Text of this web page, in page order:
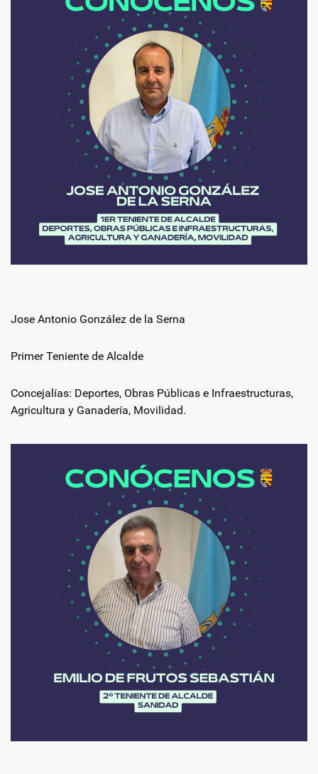
Jose Antonio González de la Serna
Primer Teniente de Alcalde
Concejalías: Deportes, Obras Públicas e Infraestructuras,
Agricultura y Ganadería, Movilidad.